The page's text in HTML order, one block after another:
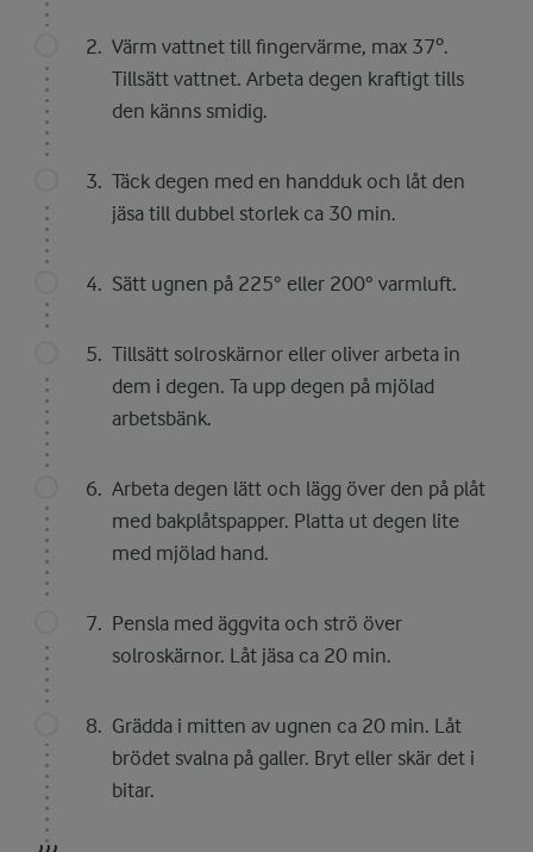
Värm vattnet till fingervärme, max 37º.
Tillsätt vattnet. Arbeta degen kraftigt tills
den känns smidig.
Täck degen med en handduk och låt den
jäsa till dubbel storlek ca 30 min.
Sätt ugnen på 225° eller 200° varmluft.
Tillsätt solroskärnor eller oliver arbeta in
dem i degen. Ta upp degen på mjölad
arbetsbänk.
Arbeta degen lätt och lägg över den på plåt
med bakplåtspapper. Platta ut degen lite
med mjölad hand.
Pensla med äggvita och strö över
solroskärnor. Låt jäsa ca 20 min.
Grädda i mitten av ugnen ca 20 min. Låt
brödet svalna på galler. Bryt eller skär det i
bitar.